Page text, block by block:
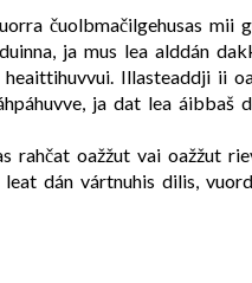
čuolbmačilgehusas mii
ja mus lea alddán
Illasteaddji ii
ja dat lea
rahčat oažžut vai oažžut
dán vártnuhis dilis,